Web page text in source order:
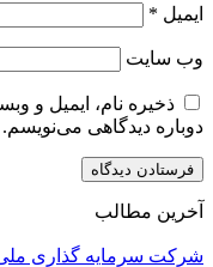
ایمیل *
وب‌ سایت
ذخیره نام، ایمیل و
دوباره دیدگاهی می‌نویسم.
آخرین مطالب
شرکت سرمایه گذاری ملی